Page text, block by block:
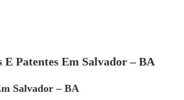
Patentes Em Salvador – BA
Salvador – BA